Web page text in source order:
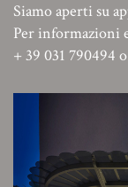
Siamo aperti su
Per informazioni
+ 39 031 790494